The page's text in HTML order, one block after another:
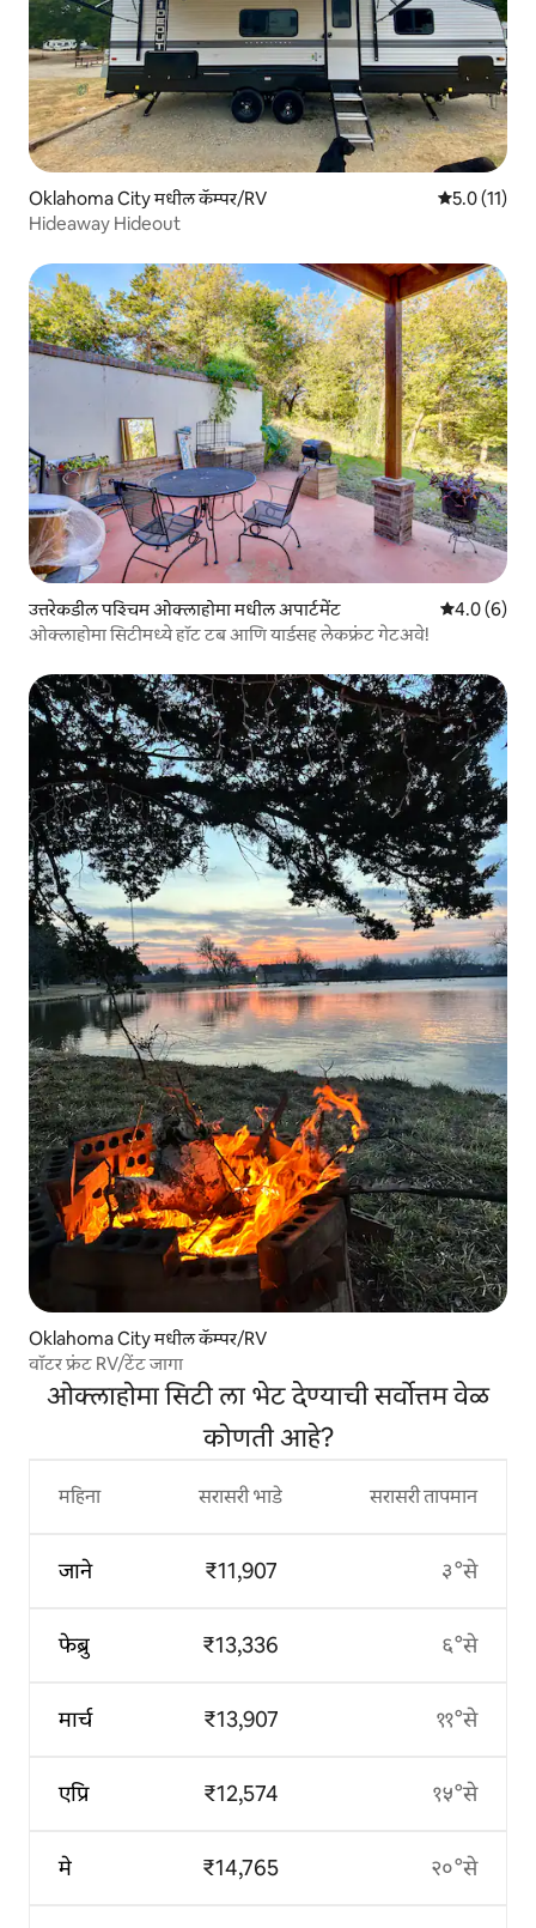
Oklahoma City मधील कॅम्पर/RV 5 पैकी 5.0
5.0 (11)
Hideaway Hideout
उत्तरेकडील पश्चिम ओक्लाहोमा मधील अपार्टमेंट 5 पैकी 4.0
4.0 (6)
ओक्लाहोमा सिटीमध्ये हॉट टब आणि यार्डसह लेकफ्रंट गेटअवे!
Oklahoma City मधील कॅम्पर/RV
वॉटर फ्रंट RV/टेंट जागा
ओक्लाहोमा सिटी ला भेट देण्याची सर्वोत्तम वेळ
कोणती आहे?
महिना
जाने
फेब्रु
मार्च
एप्रि
मे
सरासरी भाडे
₹11,907
₹13,336
₹13,907
₹12,574
₹14,765
सरासरी तापमान
३°से
६°से
११°से
१५°से
२०°से